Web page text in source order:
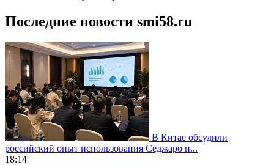
Последние новости smi58.ru
В Китае обсудили
российский опыт использования Седжаро п...
18:14